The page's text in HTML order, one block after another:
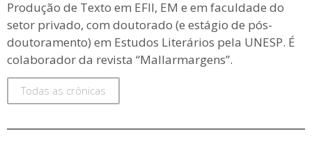
Produção de Texto em EFII, EM e em faculdade do
setor privado, com doutorado (e estágio de pós-
doutoramento) em Estudos Literários pela UNESP. É
colaborador da revista “Mallarmargens”.
Todas as crônicas